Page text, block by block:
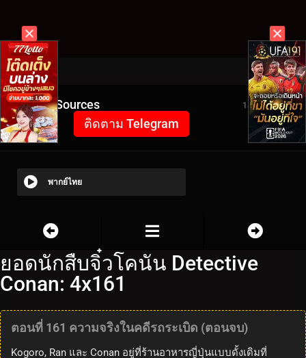
Video Sources 1887 Views
ติดตาม Telegram
พากย์ไทย
ยอดนักสืบจิ๋วโคนัน Detective
Conan: 4x161
ตอนที่ 161 ความจริงในคดีรถระเบิด (ตอนจบ)
Kogoro, Ran และ Conan อยู่ที่ร้านอาหารญี่ปุ่นแบบดั้งเดิมที่